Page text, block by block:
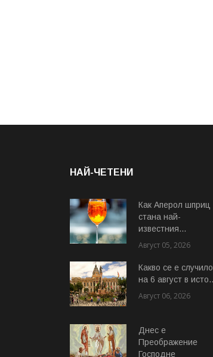
НАЙ-ЧЕТЕНИ
Как Аперол шприц
стана най-
известния...
Август 05, 2026
Какво се е случило
на 6 август в
Август 06, 2026
Днес е
Преображение
Господне